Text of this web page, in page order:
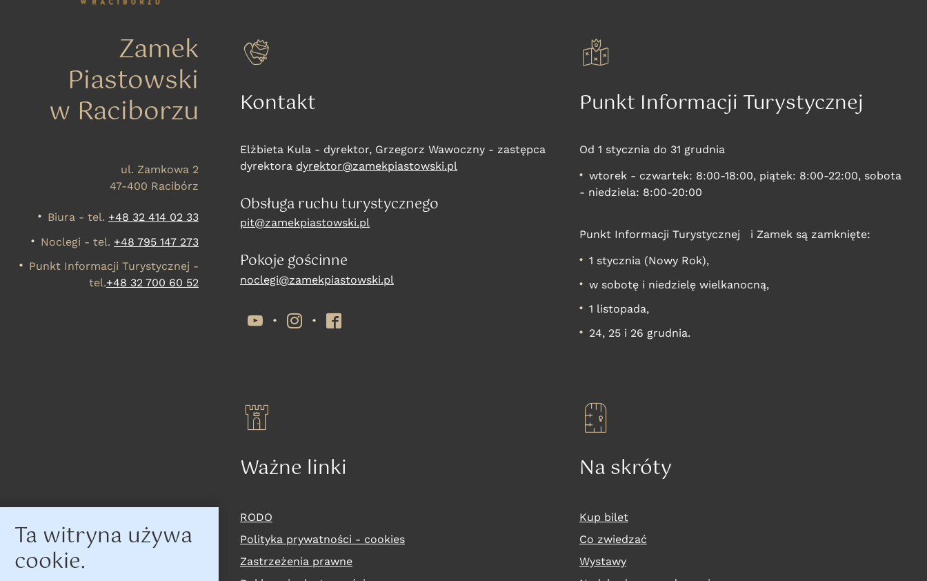
Ta witryna używa
cookie.
Zamek
Piastowski
w Raciborzu
ul. Zamkowa 2
47-400 Racibórz
Biura - tel. +48 32 414 02 33
Noclegi - tel. +48 795 147 273
Punkt Informacji Turystycznej -
tel.+48 32 700 60 52
Kontakt
Elżbieta Kula - dyrektor, Grzegorz Wawoczny - zastępca
dyrektora dyrektor@zamekpiastowski.pl
Obsługa ruchu turystycznego
pit@zamekpiastowski.pl
Pokoje gościnne
noclegi@zamekpiastowski.pl
YouTubeInstagramFacebook
Punkt Informacji Turystycznej
Od 1 stycznia do 31 grudnia
wtorek - czwartek: 8:00-18:00, piątek: 8:00-22:00, sobota
- niedziela: 8:00-20:00
Punkt Informacji Turystycznej i Zamek są zamknięte:
1 stycznia (Nowy Rok),
w sobotę i niedzielę wielkanocną,
1 listopada,
24, 25 i 26 grudnia.
Ważne linki
RODO
Polityka prywatności - cookies
Zastrzeżenia prawne
Na skróty
Kup bilet
Co zwiedzać
Wystawy